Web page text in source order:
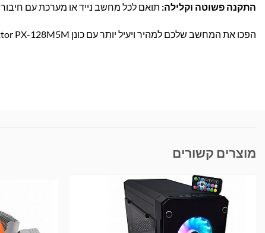
התקנה פשוטה וקלילה: תואם לכל מחשב נייד או מערכת עם חיבור mSATA – פתרון מושלם לשדרוג מהיר וחלק.
הפכו את המחשב שלכם למהיר ויעיל יותר עם כונן SSD Plextor PX-128M5M! הזמינו עכשיו באתר בראומרס ותיהנו ממשלוח עד הבית.
מוצרים קשורים